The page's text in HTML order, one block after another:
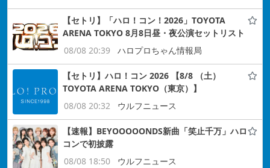
【セトリ】「ハロ！コン！2026」TOYOTA
ARENA TOKYO 8月8日昼・夜公演セットリスト
08/08 20:39
ハロプロちゃん情報局
【セトリ】ハロ！コン 2026 【8/8 （土）
TOYOTA ARENA TOKYO（東京）】
08/08 20:32
ウルフニュース
【速報】BEYOOOOONDS新曲「笑止千万」ハロ
コンで初披露
08/08 18:50
ウルフニュース